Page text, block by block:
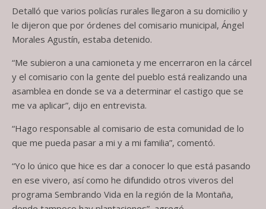
Detalló que varios policías rurales llegaron a su domicilio y
le dijeron que por órdenes del comisario municipal, Ángel
Morales Agustín, estaba detenido.
“Me subieron a una camioneta y me encerraron en la cárcel
y el comisario con la gente del pueblo está realizando una
asamblea en donde se va a determinar el castigo que se
me va aplicar”, dijo en entrevista.
“Hago responsable al comisario de esta comunidad de lo
que me pueda pasar a mi y a mi familia”, comentó.
“Yo lo único que hice es dar a conocer lo que está pasando
en ese vivero, así como he difundido otros viveros del
programa Sembrando Vida en la región de la Montaña,